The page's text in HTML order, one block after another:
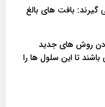
گیرند: بافت های بالغ
روش های جدید
تا این سلول ها را